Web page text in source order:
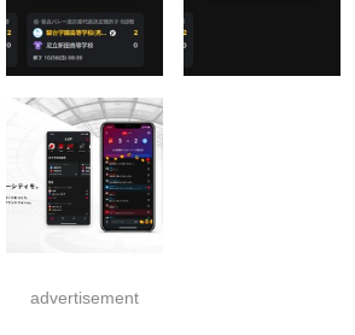
advertisement